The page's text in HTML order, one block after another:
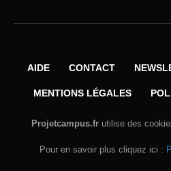
AIDE CONTACT
MENTIONS LÉGALES
Projetcampus.fr utilise des
Pour en savoir plus cliquez ici :